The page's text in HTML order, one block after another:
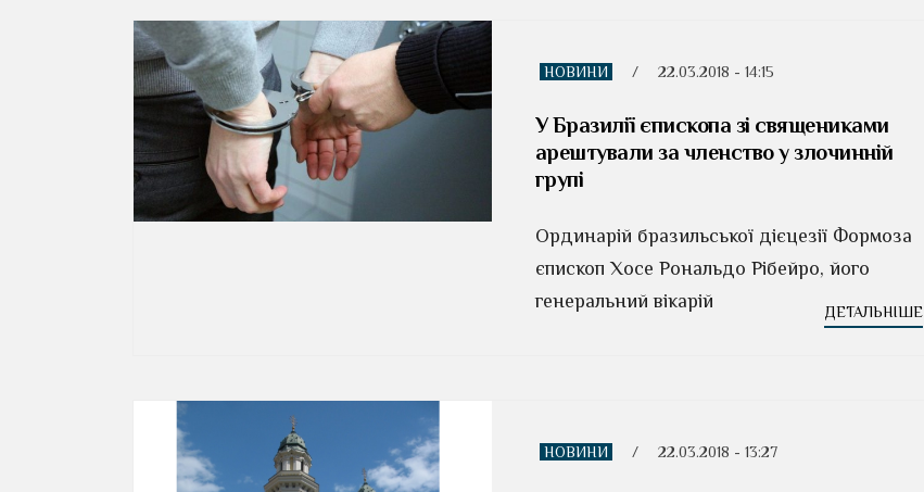
НОВИНИ / 22.03.2018 - 14:15
У Бразилії єпископа зі священиками
арештували за членство у злочинній
групі
Ординарій бразильської дієцезії Формоза
єпископ Хосе Рональдо Рібейро, його
генеральний вікарій
ДЕТАЛЬНІШЕ
НОВИНИ / 22.03.2018 - 13:27